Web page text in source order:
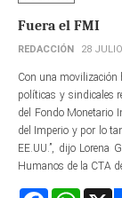
Fuera el FMI
REDACCIÓN 28
Con una movilización
políticas y sindicales
del Fondo Monetario
del Imperio y por lo
EE.UU.”, dijo Lorena
Humanos de la CTA
Facebook